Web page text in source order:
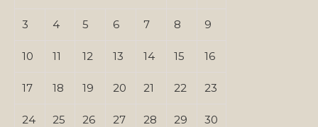
3 4 5 6 7 8 9
10 11 12 13 14 15 16
17 18 19 20 21 22 23
24 25 26 27 28 29 30